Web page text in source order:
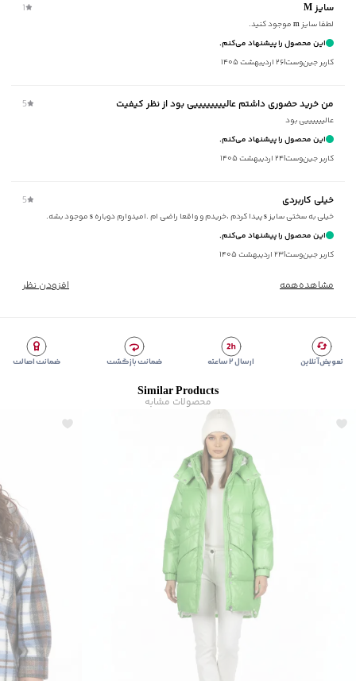
برند:
نوع جیب:دو جیب زیپ‌دار در جلو
نوع کاپشن:کلاه دار
زیر گروه
کاپشن
سایز M 1
لطفا سایز m موجود کنید.
این محصول را پیشنهاد می‌کنم.
کاربر جین‌وست|۲۶ اردیبهشت ۱۴۰۵
من خرید حضوری داشتم عالییییییییی بود از نظر کیفیت 5
عالییییییی بود
این محصول را پیشنهاد می‌کنم.
کاربر جین‌وست|۲۴ اردیبهشت ۱۴۰۵
خیلی کاربردی 5
خیلی به سختی سایز s پیدا کردم ،خریدم و واقعا راضی ام .امیدوارم دوباره s موجود بشه.
این محصول را پیشنهاد می‌کنم.
کاربر جین‌وست|۲۳ اردیبهشت ۱۴۰۵
مشاهده‌همه افزودن نظر
تعویض آنلاین ارسال ۲ ساعته ضمانت بازگشت ضمانت اصالت
Similar Products
محصولات مشابه